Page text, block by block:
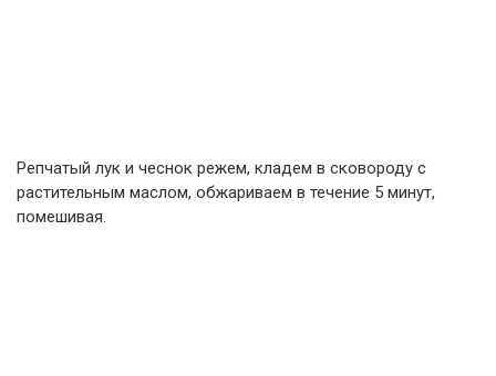
Репчатый лук и чеснок режем, кладем в сковороду с
растительным маслом, обжариваем в течение 5 минут,
помешивая.